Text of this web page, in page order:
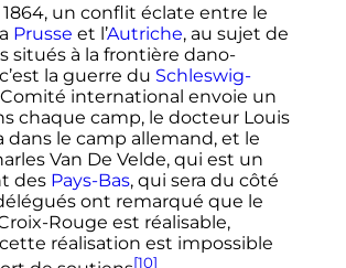
1864, un conflit éclate entre le
Prusse et l’Autriche, au sujet de
situés à la frontière dano-
la guerre du Schleswig-
Comité international envoie un
chaque camp, le docteur Louis
dans le camp allemand, et le
Van De Velde, qui est un
des Pays-Bas, qui sera du côté
ont remarqué que le
Rouge est réalisable,
réalisation est impossible
[10]